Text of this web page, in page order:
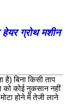
ग्रोथ मशीन
बिना किसी ताप
को कोई नुकसान नहीं
होने में तेजी लाने